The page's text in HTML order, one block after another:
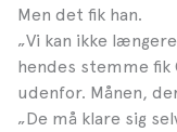
Men det fik han.
„Vi kan ikke
hendes stemme
udenfor. Månen,
„De må klare sig